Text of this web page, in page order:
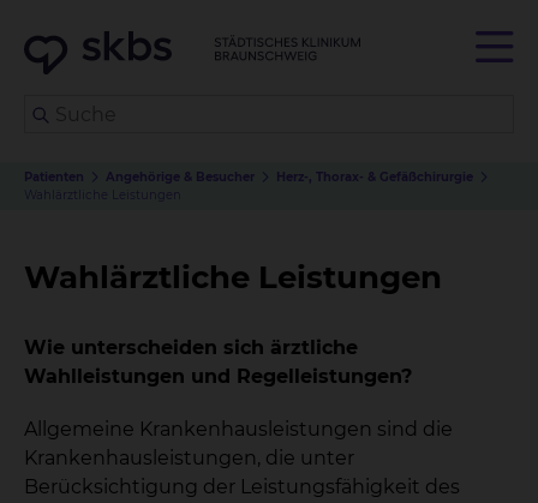
Patienten Angehörige & Besucher
Herz-, Thorax- & Gefäßchirurgie
Wahlärztliche Leistungen
Wahlärztliche Leistungen
Wie unterscheiden sich ärztliche
Wahlleistungen und Regelleistungen?
Allgemeine Krankenhausleistungen sind die
Krankenhausleistungen, die unter
Berücksichtigung der Leistungsfähigkeit des